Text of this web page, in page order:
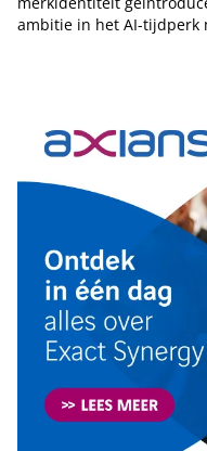
ambitie in het AI-tijdperk